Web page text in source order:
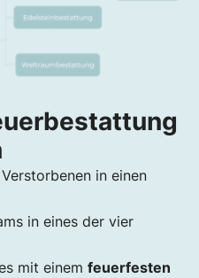
in einen
in eines der vier
mit einem feuerfesten